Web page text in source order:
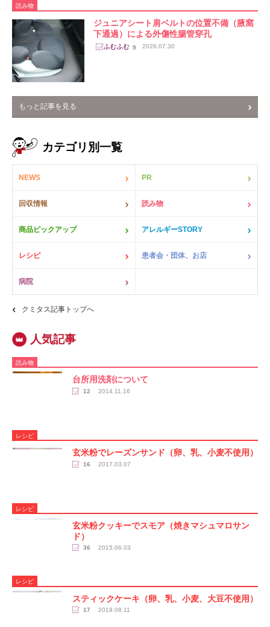
読み物
ジュニアシート肩ベルトの位置不備（腋窩
下通過）による外傷性腸管穿孔
9 2026.07.30
もっと記事を見る
カテゴリ別一覧
NEWS PR
回収情報 読み物
商品ピックアップ アレルギーSTORY
レシピ 患者会・団体、お店
病院
クミタス記事トップへ
読み物
台所用洗剤について
12 2014.11.16
レシピ
玄米粉でレーズンサンド（卵、乳、小麦不使用）
16 2017.03.07
レシピ
玄米粉クッキーでスモア（焼きマシュマロサン
ド）
36 2015.06.03
レシピ
スティックケーキ（卵、乳、小麦、大豆不使用）
17 2019.08.11